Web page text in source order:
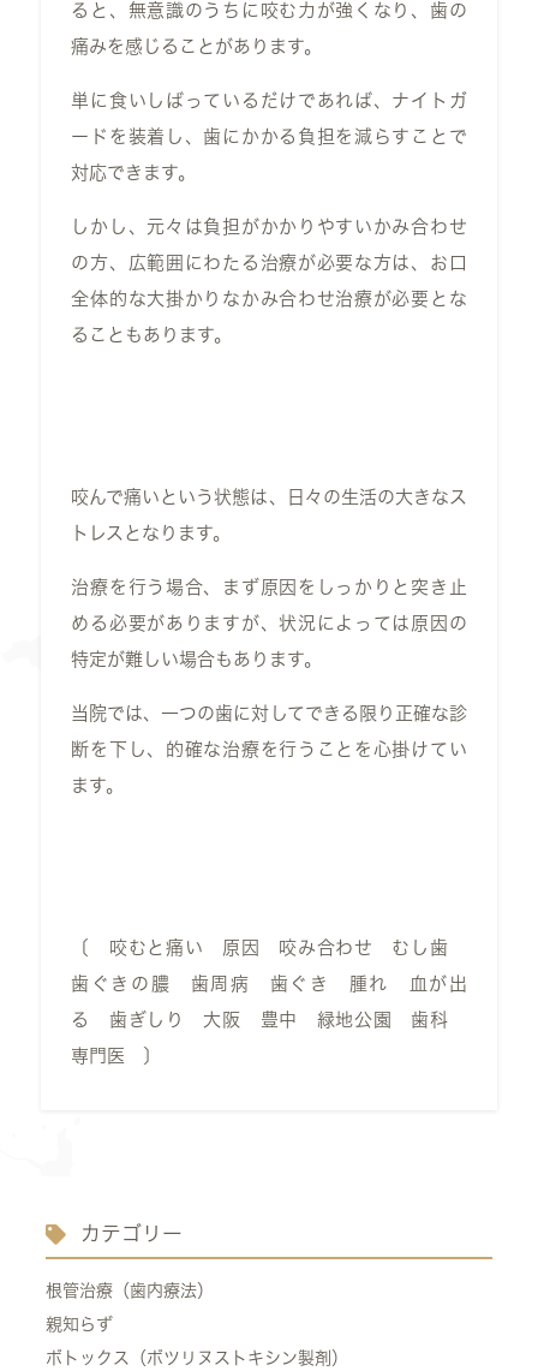
ると、無意識のうちに咬む力が強くなり、歯の
痛みを感じることがあります。
単に食いしばっているだけであれば、ナイトガ
ードを装着し、歯にかかる負担を減らすことで
対応できます。
しかし、元々は負担がかかりやすいかみ合わせ
の方、広範囲にわたる治療が必要な方は、お口
全体的な大掛かりなかみ合わせ治療が必要とな
ることもあります。
咬んで痛いという状態は、日々の生活の大きなス
トレスとなります。
治療を行う場合、まず原因をしっかりと突き止
める必要がありますが、状況によっては原因の
特定が難しい場合もあります。
当院では、一つの歯に対してできる限り正確な診
断を下し、的確な治療を行うことを心掛けてい
ます。
〔 咬むと痛い 原因 咬み合わせ むし歯
歯ぐきの膿 歯周病 歯ぐき 腫れ 血が出
る 歯ぎしり 大阪 豊中 緑地公園 歯科
専門医 〕
カテゴリー
根管治療（歯内療法）
親知らず
ボトックス（ボツリヌストキシン製剤）